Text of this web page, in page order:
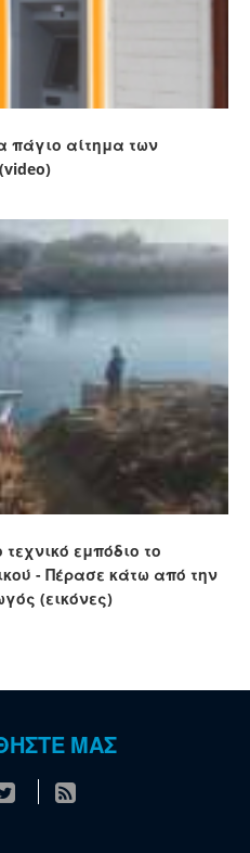
πάγιο αίτημα των
εμπόδιο το
- Πέρασε κάτω από την
(εικόνες)
ΜΑΣ